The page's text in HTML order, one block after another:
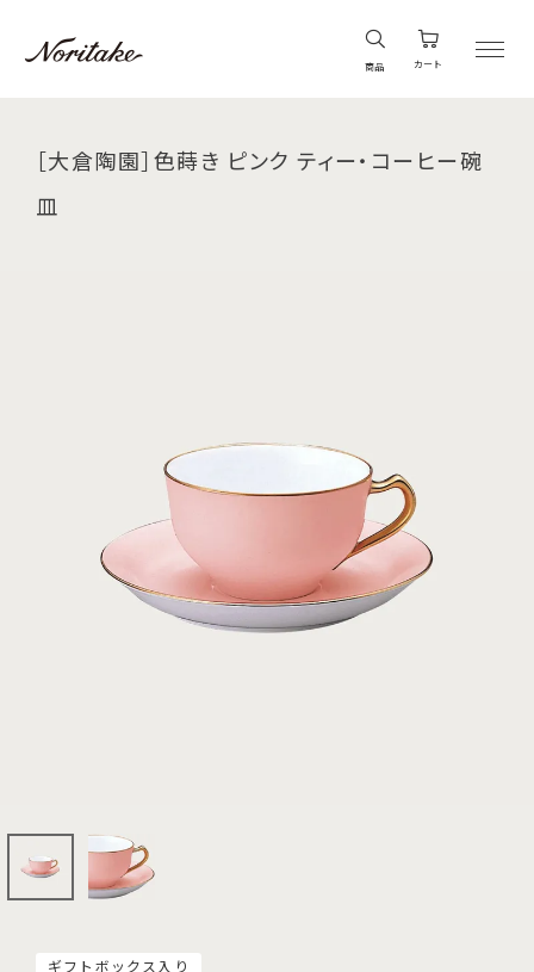
商品 カート
［大倉陶園］色蒔き ピンク ティー・コーヒー碗
皿
ギフトボックス入り